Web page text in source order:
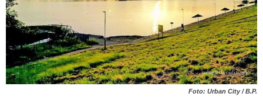
Foto: Urban City / B.P.